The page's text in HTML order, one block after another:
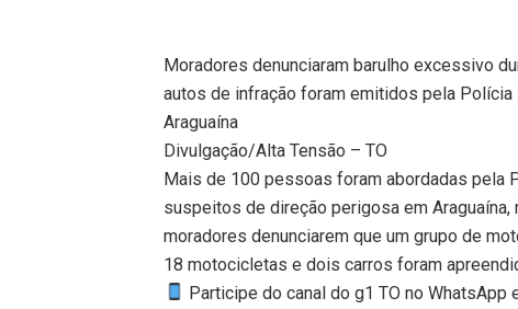
Moradores denunciaram barulho excessivo
autos de infração foram emitidos pela
Araguaína
Divulgação/Alta Tensão – TO
Mais de 100 pessoas foram abordadas pela
suspeitos de direção perigosa em
moradores denunciarem que um grupo de
18 motocicletas e dois carros foram
Participe do canal do g1 TO no WhatsApp